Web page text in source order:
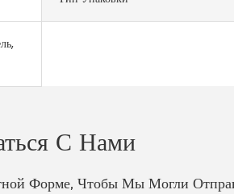
С Нами
Форме, Чтобы Мы Могли